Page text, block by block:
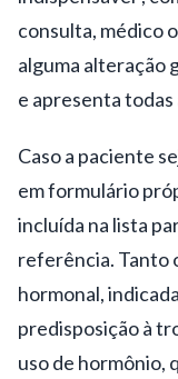
consulta, médico
alguma alteração
e apresenta todas
Caso a paciente
em formulário
incluída na lista
referência. Tanto
hormonal,
predisposição à
uso de hormônio,